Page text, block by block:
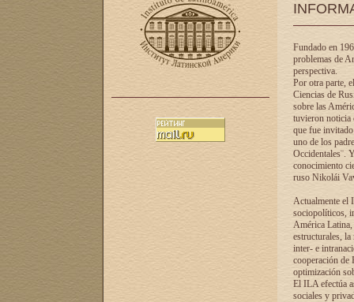
Fundado en
problemas de
perspectiva.
Por otra parte,
Ciencias de
sobre las
tuvieron noticia
que fue
uno de los
Occidentales¨.
conocimiento
ruso Nikolái
Actualmente el
sociopolíticos,
América Latina,
estructurales,
inter- e
cooperación de
optimización
El ILA efectúa
sociales y